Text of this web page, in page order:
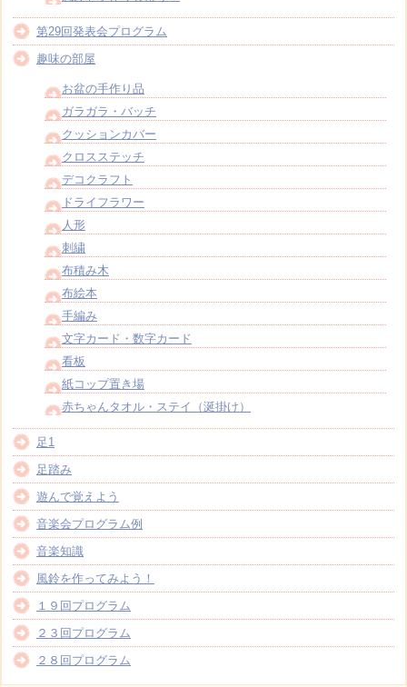
第29回発表会プログラム
趣味の部屋
お盆の手作り品
ガラガラ・バッチ
クッションカバー
クロスステッチ
デコクラフト
ドライフラワー
人形
刺繍
布積み木
布絵本
手編み
文字カード・数字カード
看板
紙コップ置き場
赤ちゃんタオル・ステイ（涎掛け）
足1
足踏み
遊んで覚えよう
音楽会プログラム例
音楽知識
風鈴を作ってみよう！
１９回プログラム
２３回プログラム
２８回プログラム